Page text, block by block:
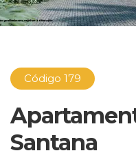
Código 179
Santana